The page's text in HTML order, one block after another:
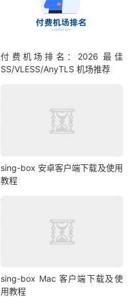
付费机场排名：2026 最佳
SS/VLESS/AnyTLS 机场推荐
sing-box 安卓客户端下载及使用
教程
sing-box Mac 客户端下载及使
用教程